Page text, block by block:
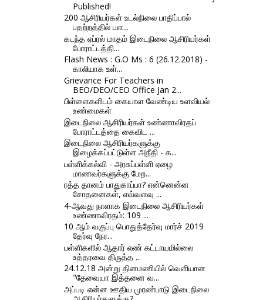
Published!
200 ஆசிரியர்கள் உடல்நிலை பாதிப்பால்
பதற்றத்தில் பள...
கடந்த ஏப்ரல் மாதம் இடைநிலை ஆசிரியர்கள்
போராட்டத்தி...
Flash News : G.O Ms : 6 (26.12.2018) -
காலியாக உள்...
Grievance For Teachers in
BEO/DEO/CEO Office Jan 2...
பிள்ளைகளிடம் கையாள வேண்டிய உளவியல்
உண்மைகள்
இடைநிலை ஆசிரியர்கள் உண்ணாவிரதப்
போராட்டத்தை கைவிட ...
இடைநிலை ஆசிரியர்களுக்கு
இழைக்கப்பட்டுள்ள அநீதி - க...
பள்ளிக்கல்வி - அரசுப்பள்ளி ஏழை
மாணவர்களுக்கு மேற...
ரத்த தானம் பாதுகாப்பா? என்னென்ன
சோதனைகள், எவ்வளவு ...
4-ஆவது நாளாக இடைநிலை ஆசிரியர்கள்
உண்ணாவிரதம்: 109 ...
10 ஆம் வகுப்பு பொதுத்தேர்வு மார்ச் 2019
தேர்வு நேர...
பள்ளிகளில் ஆதார் எண் கட்டாயமில்லை
உத்தரவை திருத்த ...
24.12.18 அன்று தினமணியில் வெளியான
"தேவையா இத்தனை வ...
அப்படி என்ன ஊதிய முரண்பாடு இடைநிலை